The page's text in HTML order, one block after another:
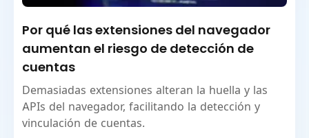
Por qué las extensiones del navegador
aumentan el riesgo de detección de
cuentas
Demasiadas extensiones alteran la huella y las
APIs del navegador, facilitando la detección y
vinculación de cuentas.